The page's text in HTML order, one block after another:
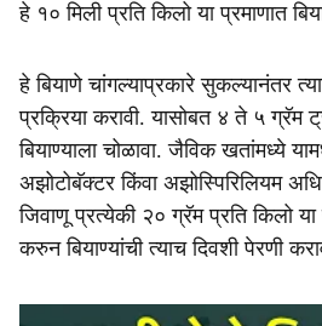
हे १० मिली प्रति किलो या प्रमाणात
हे बियाणे चांगल्याप्रकारे सुकल्यानंतर
प्रक्रिया करावी. यासोबत ४ ते ५ ग्रॅम
बियाण्याला चोळावा. जैविक खतांमध्ये
अझोटोबॅक्टर किंवा अझोस्पिरिलियम
जिवाणू प्रत्येकी २० ग्रॅम प्रति किलो या
करुन बियाण्यांची त्याच दिवशी पेरणी